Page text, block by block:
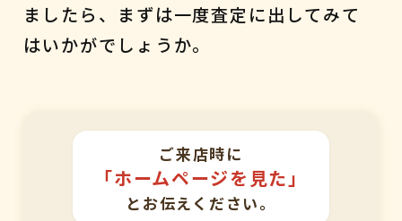
ましたら、まずは一度査定に出してみて
はいかがでしょうか。
ご来店時に
「ホームページを見た」
とお伝えください。